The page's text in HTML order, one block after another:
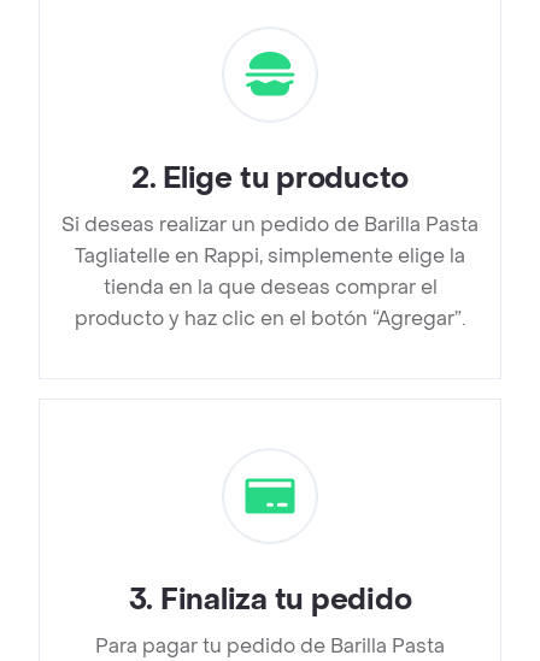
2. Elige tu producto
Si deseas realizar un pedido de Barilla Pasta
Tagliatelle en Rappi, simplemente elige la
tienda en la que deseas comprar el
producto y haz clic en el botón “Agregar”.
3. Finaliza tu pedido
Para pagar tu pedido de Barilla Pasta